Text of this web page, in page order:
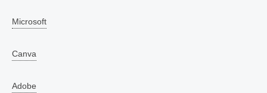
Microsoft
Canva
Adobe